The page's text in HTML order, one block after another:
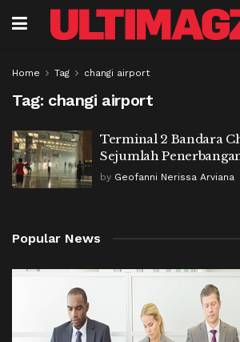
Home Tag changi airport
Tag: changi airport
Terminal 2 Bandara
Sejumlah
by Geofanni Nerissa Arviana
Popular News